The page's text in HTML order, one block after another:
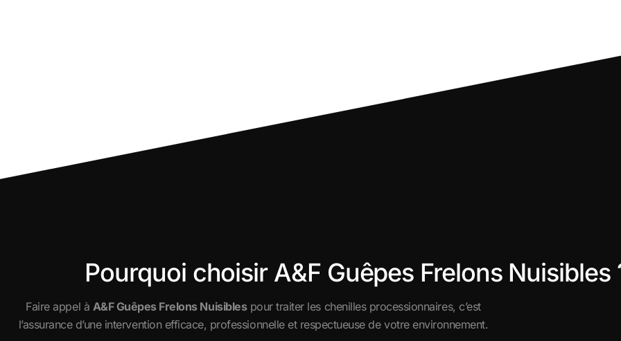
Pourquoi choisir A&F Guêpes Frelons Nuisibles
Faire appel à A&F Guêpes Frelons Nuisiblespour traiter les chenilles processionnaires, c’est
l’assurance d’une intervention efficace, professionnelle et respectueuse de votre environnement.